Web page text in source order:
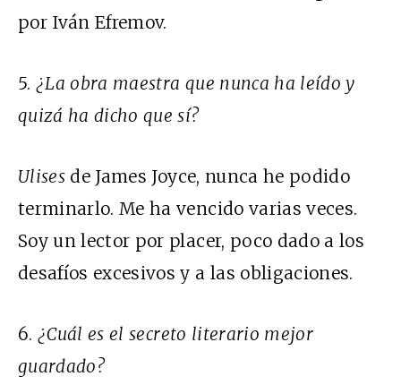
por Iván Efremov.
5.¿La obra maestra que nunca ha leído y
quizá ha dicho que sí?
Ulises de James Joyce, nunca he podido
terminarlo. Me ha vencido varias veces.
Soy un lector por placer, poco dado a los
desafíos excesivos y a las obligaciones.
6.¿Cuál es el secreto literario mejor
guardado?